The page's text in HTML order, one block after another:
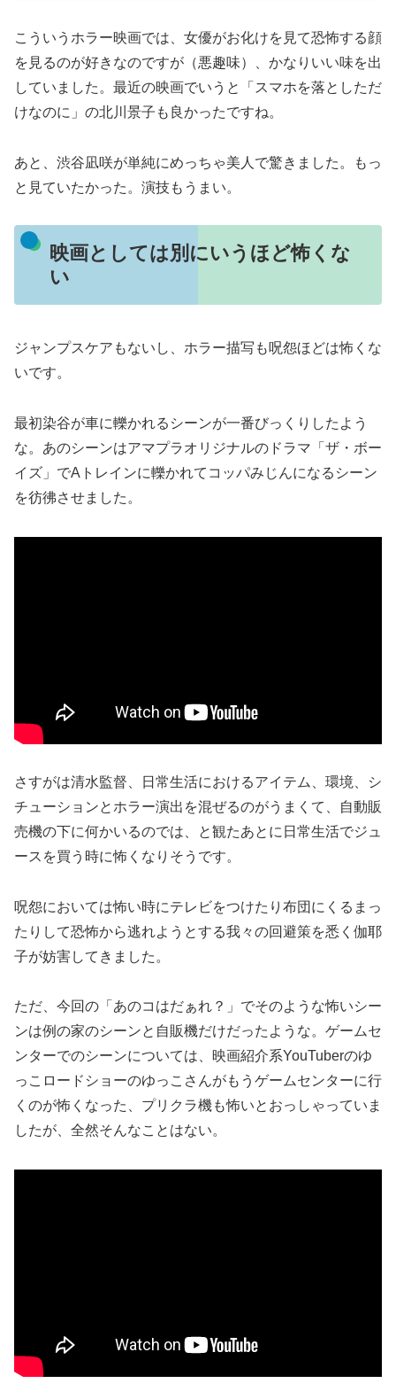
こういうホラー映画では、女優がお化けを見て恐怖する顔
を見るのが好きなのですが（悪趣味）、かなりいい味を出
していました。最近の映画でいうと「スマホを落としただ
けなのに」の北川景子も良かったですね。
あと、渋谷凪咲が単純にめっちゃ美人で驚きました。もっ
と見ていたかった。演技もうまい。
映画としては別にいうほど怖くな
い
ジャンプスケアもないし、ホラー描写も呪怨ほどは怖くな
いです。
最初染谷が車に轢かれるシーンが一番びっくりしたよう
な。あのシーンはアマプラオリジナルのドラマ「ザ・ボー
イズ」でAトレインに轢かれてコッパみじんになるシーン
を彷彿させました。
さすがは清水監督、日常生活におけるアイテム、環境、シ
チューションとホラー演出を混ぜるのがうまくて、自動販
売機の下に何かいるのでは、と観たあとに日常生活でジュ
ースを買う時に怖くなりそうです。
呪怨においては怖い時にテレビをつけたり布団にくるまっ
たりして恐怖から逃れようとする我々の回避策を悉く伽耶
子が妨害してきました。
ただ、今回の「あのコはだぁれ？」でそのような怖いシー
ンは例の家のシーンと自販機だけだったような。ゲームセ
ンターでのシーンについては、映画紹介系YouTuberのゆ
っこロードショーのゆっこさんがもうゲームセンターに行
くのが怖くなった、プリクラ機も怖いとおっしゃっていま
したが、全然そんなことはない。